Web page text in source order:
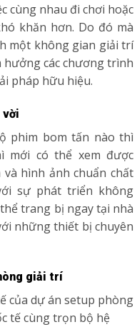
cùng nhau đi chơi hoặc
khăn hơn. Do đó mà
một không gian giải trí
các chương trình
pháp hữu hiệu.
vời
phim bom tấn nào thì
mới có thể xem được
hình ảnh chuẩn chất
sự phát triển không
trang bị ngay tại nhà
những thiết bị chuyên
giải trí
của dự án setup phòng
tế cùng trọn bộ hệ